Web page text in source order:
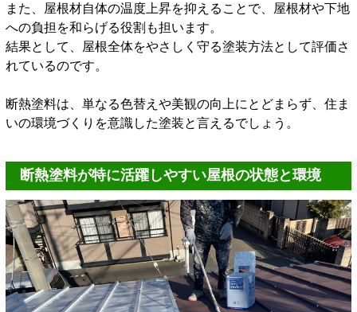
また、屋根材自体の温度上昇を抑えることで、屋根材や下地
への負担を和らげる役割も担います。
結果として、屋根全体をやさしく守る塗装方法として評価さ
れているのです。
断熱塗料は、単なる色替えや美観の向上にとどまらず、住ま
いの環境づくりを意識した塗装と言えるでしょう。
断熱塗料が特に活躍しやすい屋根の状態と環境